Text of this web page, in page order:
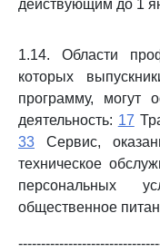
действующим до 1
1.14. Области
которых
программу, могут
деятельность: 17
33 Сервис,
техническое
персональных
общественное